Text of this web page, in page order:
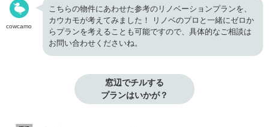
cowcamo
こちらの物件にあわせた参考のリノベーションプランを、
カウカモが考えてみました！ リノベのプロと一緒にゼロか
らプランを考えることも可能ですので、具体的なご相談は
お問い合わせくださいね。
窓辺でチルする
プランはいかが？